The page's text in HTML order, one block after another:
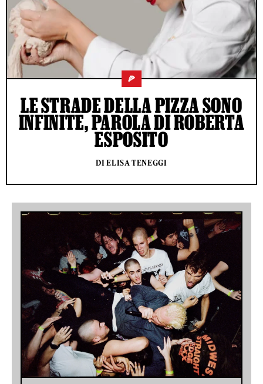
🍕
LE STRADE DELLA PIZZA SONO
INFINITE, PAROLA DI ROBERTA
ESPOSITO
DI ELISA TENEGGI